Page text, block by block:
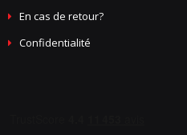
En cas de retour?
Confidentialité